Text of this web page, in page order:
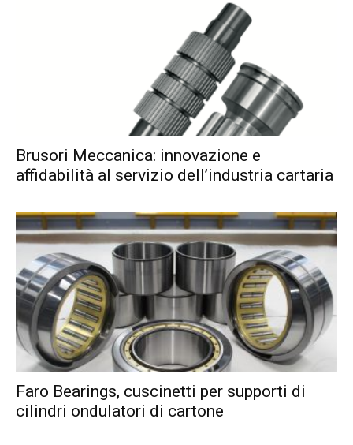
Brusori Meccanica: innovazione e
affidabilità al servizio dell’industria cartaria
Faro Bearings, cuscinetti per supporti di
cilindri ondulatori di cartone